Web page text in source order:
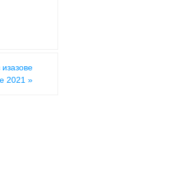
2021 »